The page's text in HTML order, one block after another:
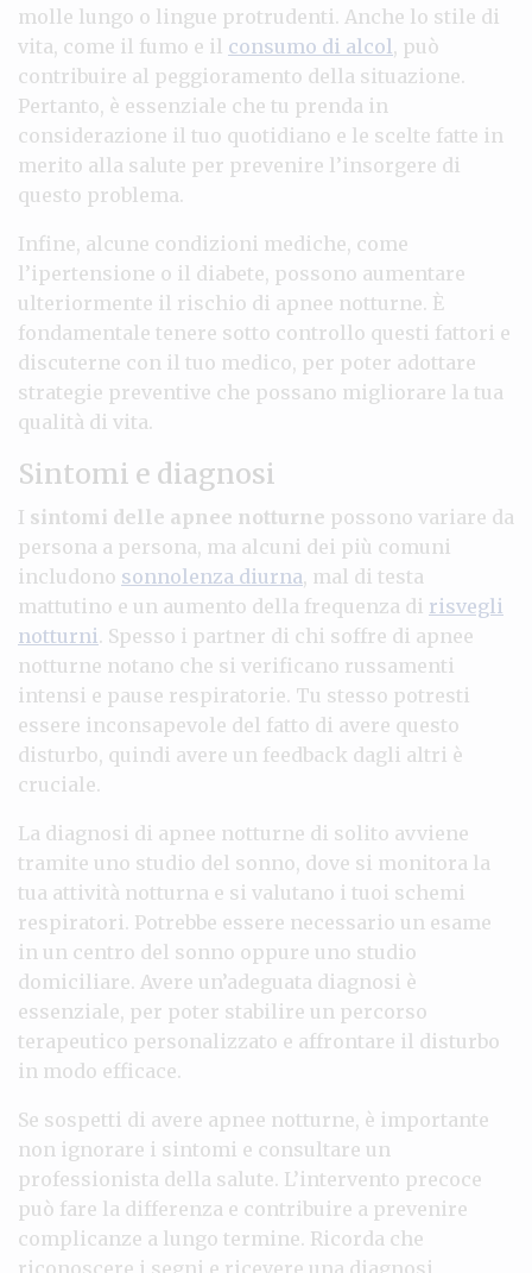
molle lungo o lingue protrudenti. Anche lo stile di
vita, come il fumo e il consumo di alcol, può
contribuire al peggioramento della situazione.
Pertanto, è essenziale che tu prenda in
considerazione il tuo quotidiano e le scelte fatte in
merito alla salute per prevenire l’insorgere di
questo problema.
Infine, alcune condizioni mediche, come
l’ipertensione o il diabete, possono aumentare
ulteriormente il rischio di apnee notturne. È
fondamentale tenere sotto controllo questi fattori e
discuterne con il tuo medico, per poter adottare
strategie preventive che possano migliorare la tua
qualità di vita.
Sintomi e diagnosi
I sintomi delle apnee notturne possono variare da
persona a persona, ma alcuni dei più comuni
includono sonnolenza diurna, mal di testa
mattutino e un aumento della frequenza di risvegli
notturni. Spesso i partner di chi soffre di apnee
notturne notano che si verificano russamenti
intensi e pause respiratorie. Tu stesso potresti
essere inconsapevole del fatto di avere questo
disturbo, quindi avere un feedback dagli altri è
cruciale.
La diagnosi di apnee notturne di solito avviene
tramite uno studio del sonno, dove si monitora la
tua attività notturna e si valutano i tuoi schemi
respiratori. Potrebbe essere necessario un esame
in un centro del sonno oppure uno studio
domiciliare. Avere un’adeguata diagnosi è
essenziale, per poter stabilire un percorso
terapeutico personalizzato e affrontare il disturbo
in modo efficace.
Se sospetti di avere apnee notturne, è importante
non ignorare i sintomi e consultare un
professionista della salute. L’intervento precoce
può fare la differenza e contribuire a prevenire
complicanze a lungo termine. Ricorda che
riconoscere i segni e ricevere una diagnosi